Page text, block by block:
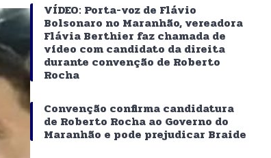
VÍDEO: Porta-voz de Flávio
Bolsonaro no Maranhão, vereadora
Flávia Berthier faz chamada de
vídeo com candidato da direita
durante convenção de Roberto
Rocha
Convenção confirma candidatura
de Roberto Rocha ao Governo do
Maranhão e pode prejudicar Braide